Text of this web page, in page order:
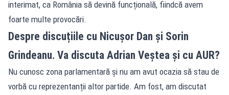
interimat, ca România să devină funcțională, fiindcă avem
foarte multe provocări.
Despre discuțiile cu Nicușor Dan și Sorin
Grindeanu. Va discuta Adrian Veștea și cu AUR?
Nu cunosc zona parlamentară și nu am avut ocazia să stau de
vorbă cu reprezentanții altor partide. Am fost, am discutat